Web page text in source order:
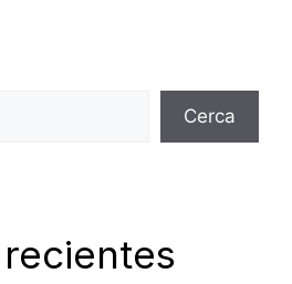
Cerca